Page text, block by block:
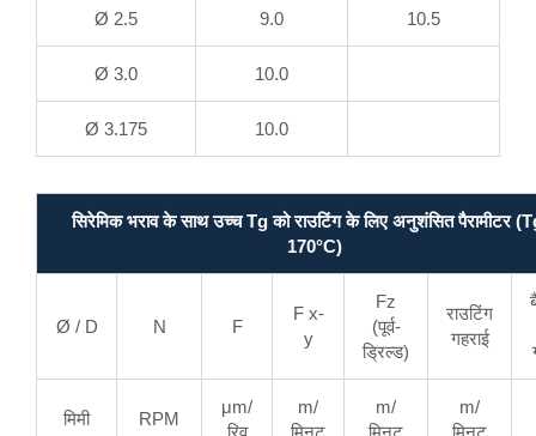
Ø 2.5 9.0 10.5
Ø 3.0 10.0
Ø 3.175 10.0
सिरेमिक भराव के साथ उच्च Tg को राउटिंग के लिए अनुशंसित पैरामीटर
170°C)
Ø / D N F
F x-
y
Fz
(पूर्व-
ड्रिल्ड)
राउटिंग
गहराई
मिमी RPM
μm/
रिव
m/
मिनट
m/
मिनट
m/
मिनट